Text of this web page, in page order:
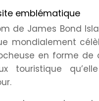
emblématique
de James Bond
mondialement
en forme
touristique